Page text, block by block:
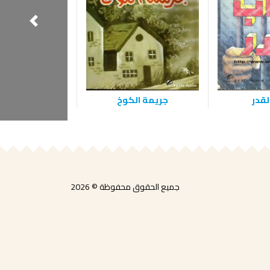
جريمة الكوخ
جميع الحقوق محفوظة © 2026